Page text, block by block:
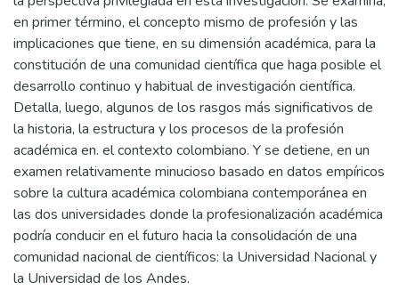
en primer término, el concepto mismo de profesión y las
implicaciones que tiene, en su dimensión académica, para la
constitución de una comunidad científica que haga posible el
desarrollo continuo y habitual de investigación científica.
Detalla, luego, algunos de los rasgos más significativos de
la historia, la estructura y los procesos de la profesión
académica en. el contexto colombiano. Y se detiene, en un
examen relativamente minucioso basado en datos empíricos
sobre la cultura académica colombiana contemporánea en
las dos universidades donde la profesionalización académica
podría conducir en el futuro hacia la consolidación de una
comunidad nacional de científicos: la Universidad Nacional y
la Universidad de los Andes.